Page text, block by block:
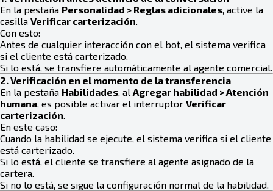
En la pestaña Personalidad > Reglas adicionales, active la
casilla Verificar carterización.
Con esto:
Antes de cualquier interacción con el bot, el sistema verifica
si el cliente está carterizado.
Si lo está, se transfiere automáticamente al agente comercial.
2. Verificación en el momento de la transferencia
En la pestaña Habilidades, al Agregar habilidad > Atención
humana, es posible activar el interruptor Verificar
carterización.
En este caso:
Cuando la habilidad se ejecute, el sistema verifica si el cliente
está carterizado.
Si lo está, el cliente se transfiere al agente asignado de la
cartera.
Si no lo está, se sigue la configuración normal de la habilidad.